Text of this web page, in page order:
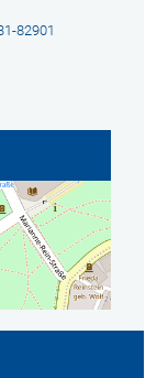
82901